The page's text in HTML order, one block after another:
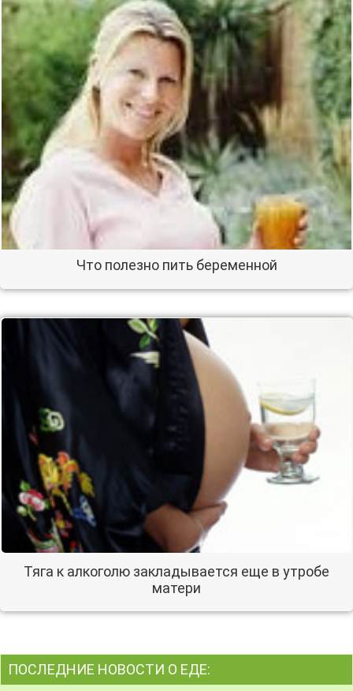
Что полезно пить беременной
Тяга к алкоголю закладывается еще в утробе
матери
ПОСЛЕДНИЕ НОВОСТИ О ЕДЕ: